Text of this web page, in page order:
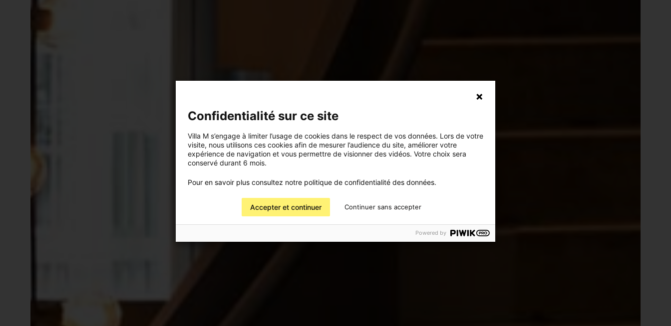
Confidentialité sur ce site
Villa M s’engage à limiter l’usage de cookies dans le respect de vos données. Lors de votre
visite, nous utilisons ces cookies afin de mesurer l’audience du site, améliorer votre
expérience de navigation et vous permettre de visionner des vidéos. Votre choix sera
conservé durant 6 mois.
Pour en savoir plus consultez notre politique de confidentialité des données.
Accepter et continuer Continuer sans accepter
Powered by